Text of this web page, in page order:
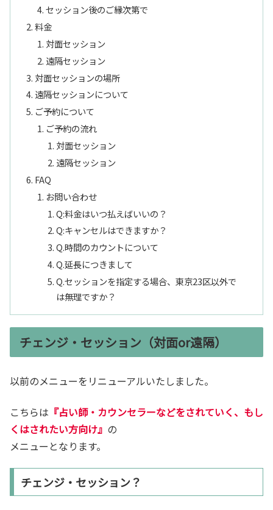
セッション後のご縁次第で
料金
対面セッション
遠隔セッション
対面セッションの場所
遠隔セッションについて
ご予約について
ご予約の流れ
対面セッション
遠隔セッション
FAQ
お問い合わせ
Q:料金はいつ払えばいいの？
Q:キャンセルはできますか？
Q.時間のカウントについて
Q.延長につきまして
Q.セッションを指定する場合、東京23区以外で
は無理ですか？
チェンジ・セッション（対面or遠隔）
以前のメニューをリニューアルいたしました。
こちらは 『占い師・カウンセラーなどをされていく、もし
くはされたい方向け』 の
メニューとなります。
チェンジ・セッション？